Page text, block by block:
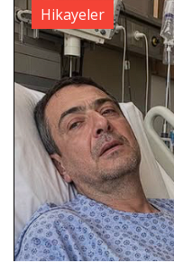
Hikayeler